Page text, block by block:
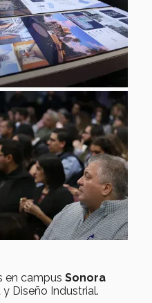
en campus Sonora
Diseño Industrial.